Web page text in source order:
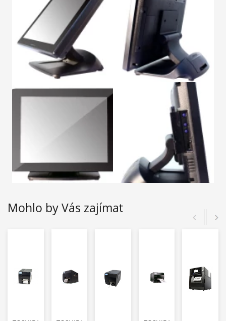
Mohlo by Vás zajímat